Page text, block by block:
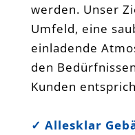
werden. Unser
Umfeld, eine
einladende
den
Kunden
✓ Allesklar